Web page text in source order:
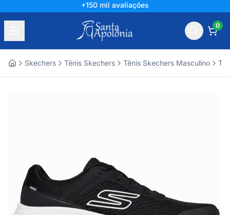
+150 mil avaliações
0
Skechers Tênis Skechers Tênis Skechers Masculino